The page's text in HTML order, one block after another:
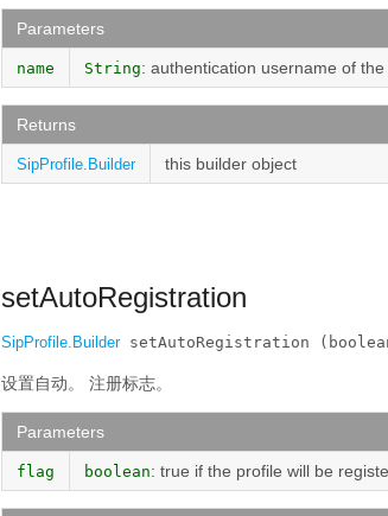
Parameters
name String: authentication username of the
Returns
SipProfile.Builder this builder object
setAutoRegistration
SipProfile.Builder setAutoRegistration
设置自动。 注册标志。
Parameters
flag boolean: true if the profile will be